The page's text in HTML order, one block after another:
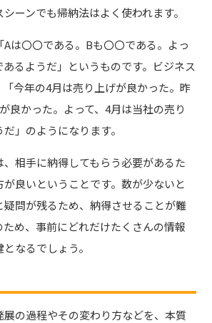
ーンでも帰納法はよく使われます。
は〇〇である。Bも〇〇である。よっ
るようだ」というものです。ビジネス
今年の4月は売り上げが良かった。昨
良かった。よって、4月は当社の売り
」のようになります。
相手に納得してもらう必要があるた
良いということです。数が少ないと
問が残るため、納得させることが難
ため、事前にどれだけたくさんの情報
なるでしょう。
の過程やその変わり方などを、本質